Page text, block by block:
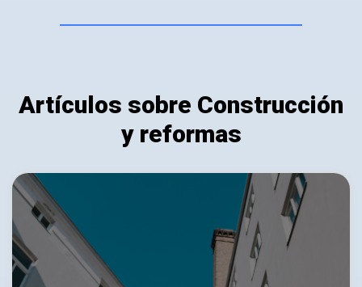
Artículos sobre Construcción
y reformas